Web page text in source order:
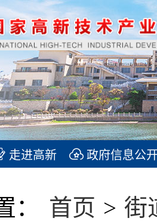
走进高新 政府信息公
： 首页 > 街